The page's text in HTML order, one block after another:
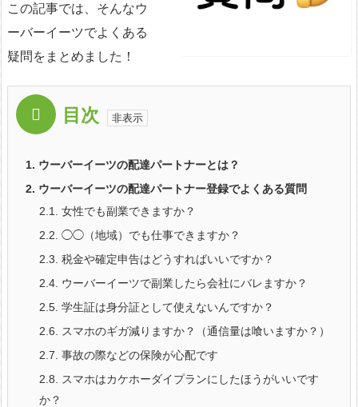
この記事では、そんなウ
ーバーイーツでよくある
疑問をまとめました！
目次
1. ウーバーイーツの配達パートナーとは？
2. ウーバーイーツの配達パートナー登録でよくある質問
2.1.
女性でも副業できますか？
2.2. ◯◯（地域）でも仕事できますか？
2.3. 税金や確定申告はどうすればいいですか？
2.4. ウーバーイーツで副業したら会社にバレますか？
2.5. 学生証は身分証として使えないんですか？
2.6.
スマホのギガ減りますか？（通信量は喰いますか？）
2.7. 事故の際などの保険が心配です
2.8.
スマホはカケホーダイプランにしたほうがいいです
か？